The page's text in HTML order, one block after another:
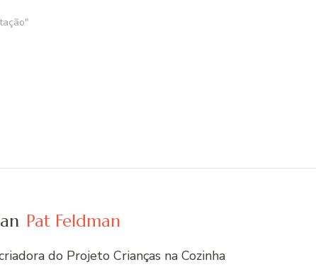
Pat Feldman
do Projeto Crianças na Cozinha